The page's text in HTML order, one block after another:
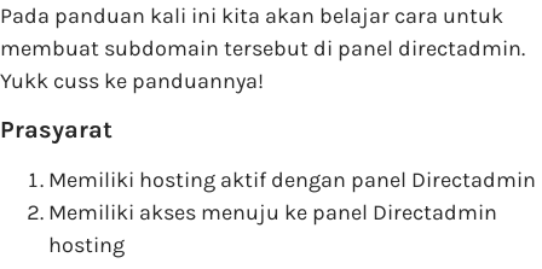
Pada panduan kali ini kita akan belajar cara untuk
membuat subdomain tersebut di panel directadmin.
Yukk cuss ke panduannya!
Prasyarat
Memiliki hosting aktif dengan panel Directadmin
Memiliki akses menuju ke panel Directadmin
hosting